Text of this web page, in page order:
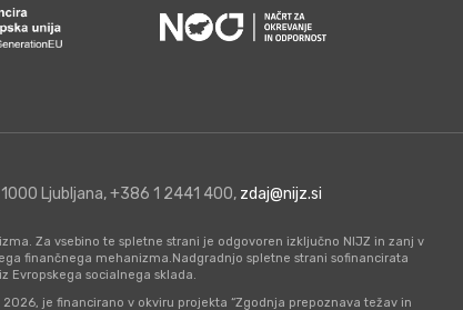
Ljubljana, +386 1 2441 400, zdaj@nijz.si
Za vsebino te spletne strani je odgovoren izključno NIJZ in zanj v
finančnega mehanizma.Nadgradnjo spletne strani sofinancirata
Evropskega socialnega sklada.
je financirano v okviru projekta “Zgodnja prepoznava težav in